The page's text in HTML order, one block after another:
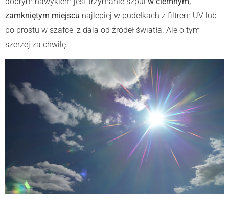
zamkniętym miejscu najlepiej w pudełkach z filtrem UV lub
po prostu w szafce, z dala od źródeł światła. Ale o tym
szerzej za chwilę.